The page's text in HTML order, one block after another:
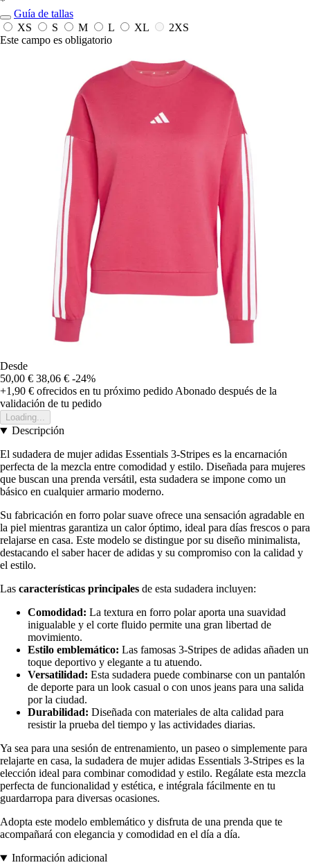
Guía de tallas
XS
S M L XL
2XS
Este campo es obligatorio
Desde
50,00 € 38,06 € -24%
+1,90 € ofrecidos en tu próximo pedidoAbonado después de la
validación de tu pedido
Loading...
Descripción
El sudadera de mujer adidas Essentials 3-Stripes es la encarnación
perfecta de la mezcla entre comodidad y estilo. Diseñada para mujeres
que buscan una prenda versátil, esta sudadera se impone como un
básico en cualquier armario moderno.
Su fabricación en forro polar suave ofrece una sensación agradable en
la piel mientras garantiza un calor óptimo, ideal para días frescos o para
relajarse en casa. Este modelo se distingue por su diseño minimalista,
destacando el saber hacer de adidas y su compromiso con la calidad y
el estilo.
Las características principales de esta sudadera incluyen:
Comodidad: La textura en forro polar aporta una suavidad
inigualable y el corte fluido permite una gran libertad de
movimiento.
Estilo emblemático: Las famosas 3-Stripes de adidas añaden un
toque deportivo y elegante a tu atuendo.
Versatilidad: Esta sudadera puede combinarse con un pantalón
de deporte para un look casual o con unos jeans para una salida
por la ciudad.
Durabilidad: Diseñada con materiales de alta calidad para
resistir la prueba del tiempo y las actividades diarias.
Ya sea para una sesión de entrenamiento, un paseo o simplemente para
relajarte en casa, la sudadera de mujer adidas Essentials 3-Stripes es la
elección ideal para combinar comodidad y estilo. Regálate esta mezcla
perfecta de funcionalidad y estética, e intégrala fácilmente en tu
guardarropa para diversas ocasiones.
Adopta este modelo emblemático y disfruta de una prenda que te
acompañará con elegancia y comodidad en el día a día.
Información adicional